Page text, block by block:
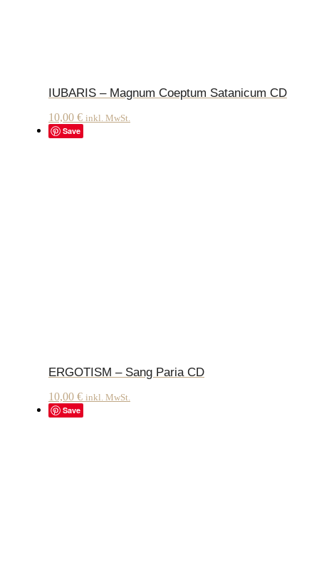
IUBARIS – Magnum Coeptum Satanicum CD
10,00 € inkl. MwSt.
Save
ERGOTISM – Sang Paria CD
10,00 € inkl. MwSt.
Save